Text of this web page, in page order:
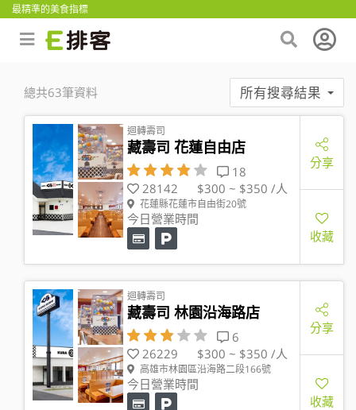
最精準的美食指標
總共63筆資料 所有搜尋結果
迴轉壽司
藏壽司 花蓮自由店
18
28142
$300 ~ $350 /人
花蓮縣花蓮市自由街20號
今日營業時間
分享
收藏
迴轉壽司
藏壽司 林園沿海路店
6
26229
$300 ~ $350 /人
高雄市林園區沿海路二段166號
今日營業時間
分享
收藏